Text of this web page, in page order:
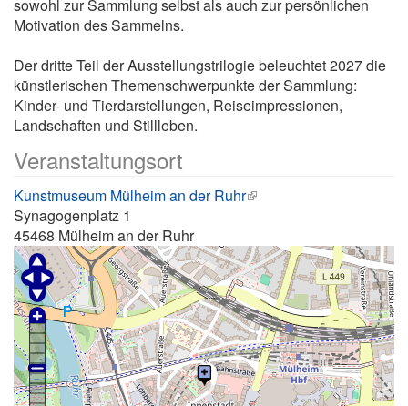
sowohl zur Sammlung selbst als auch zur persönlichen
Motivation des Sammelns.
Der dritte Teil der Ausstellungstrilogie beleuchtet 2027 die
künstlerischen Themenschwerpunkte der Sammlung:
Kinder- und Tierdarstellungen, Reiseimpressionen,
Landschaften und Stillleben.
Veranstaltungsort
Kunstmuseum Mülheim an der Ruhr
Synagogenplatz 1
45468 Mülheim an der Ruhr